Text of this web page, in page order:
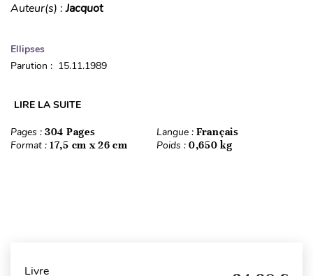
Auteur(s) :Jacquot
Ellipses
Parution : 15.11.1989
LIRE LA SUITE
Pages : 304 Pages Langue : Français
Format : 17,5 cm x 26 cm Poids : 0,650 kg
Livre